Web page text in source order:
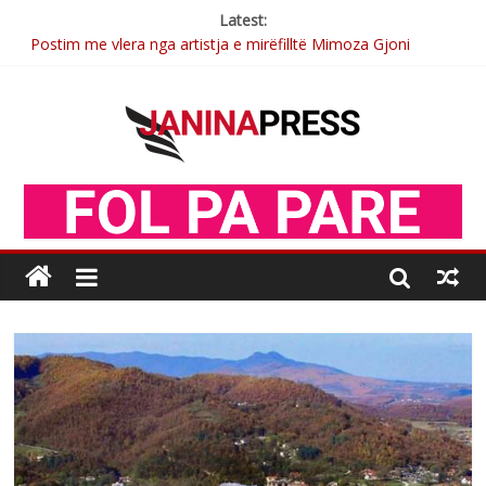
Latest:
Postim me vlera nga artistja e mirëfilltë Mimoza Gjoni
Brahim Çekaj njē veprimtar i respektuar i çeshtjës kombëtare
Sulm , pse të dua ty